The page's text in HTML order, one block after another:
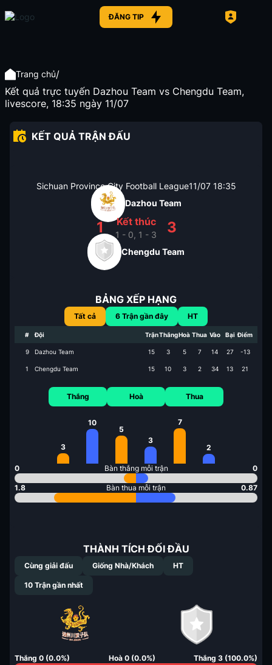
ĐĂNG TIP
Trang chủ/
Kết quả trực tuyến Dazhou Team vs Chengdu Team,
livescore, 18:35 ngày 11/07
KẾT QUẢ TRẬN ĐẤU
Sichuan Province City Football League11/07 18:35
Dazhou Team
1 Kết thúc
1 - 0, 1 - 3 3
Chengdu Team
BẢNG XẾP HẠNG
Tất cả 6 Trận gần đây HT
# Đội TrậnThắngHoà Thua Vào Bại Điểm
9 Dazhou Team 15 3 5 7 14 27 -13
1 Chengdu Team 15 10 3 2 34 13 21
Thắng
3
10
Hoà
5
3
Thua
7
2
0 Bàn thắng mỗi trận 0
1.8 Bàn thua mỗi trận 0.87
THÀNH TÍCH ĐỐI ĐẦU
Cùng giải đấu Giống Nhà/Khách HT
10 Trận gần nhất
Thắng 0 (0.0%) Hoà 0(0.0%) Thắng 3 (100.0%)